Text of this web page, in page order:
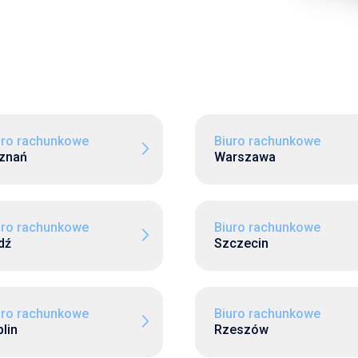
rachunkowe
Biuro rachunkowe
Warszawa
rachunkowe
Biuro rachunkowe
Szczecin
rachunkowe
Biuro rachunkowe
Rzeszów